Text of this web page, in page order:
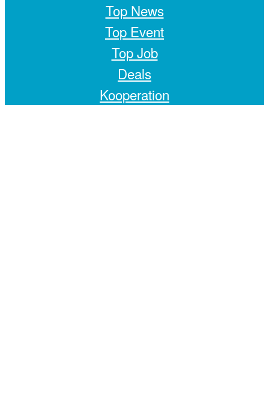
Top News
Top Event
Top Job
Deals
Kooperation